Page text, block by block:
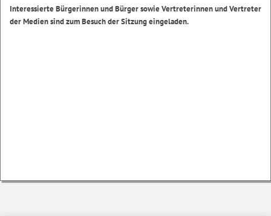
Interessierte Bürgerinnen und Bürger sowie Vertreterinnen und Vertreter
der Medien sind zum Besuch der Sitzung eingeladen.